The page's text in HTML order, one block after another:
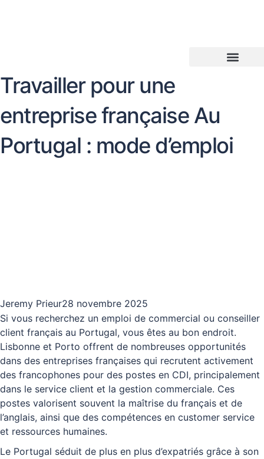
Travailler pour une
entreprise française Au
Portugal : mode d’emploi
Jeremy Prieur28 novembre 2025
Si vous recherchez un emploi de commercial ou conseiller
client français au Portugal, vous êtes au bon endroit.
Lisbonne et Porto offrent de nombreuses opportunités
dans des entreprises françaises qui recrutent activement
des francophones pour des postes en CDI, principalement
dans le service client et la gestion commerciale. Ces
postes valorisent souvent la maîtrise du français et de
l’anglais, ainsi que des compétences en customer service
et ressources humaines.
Le Portugal séduit de plus en plus d’expatriés grâce à son